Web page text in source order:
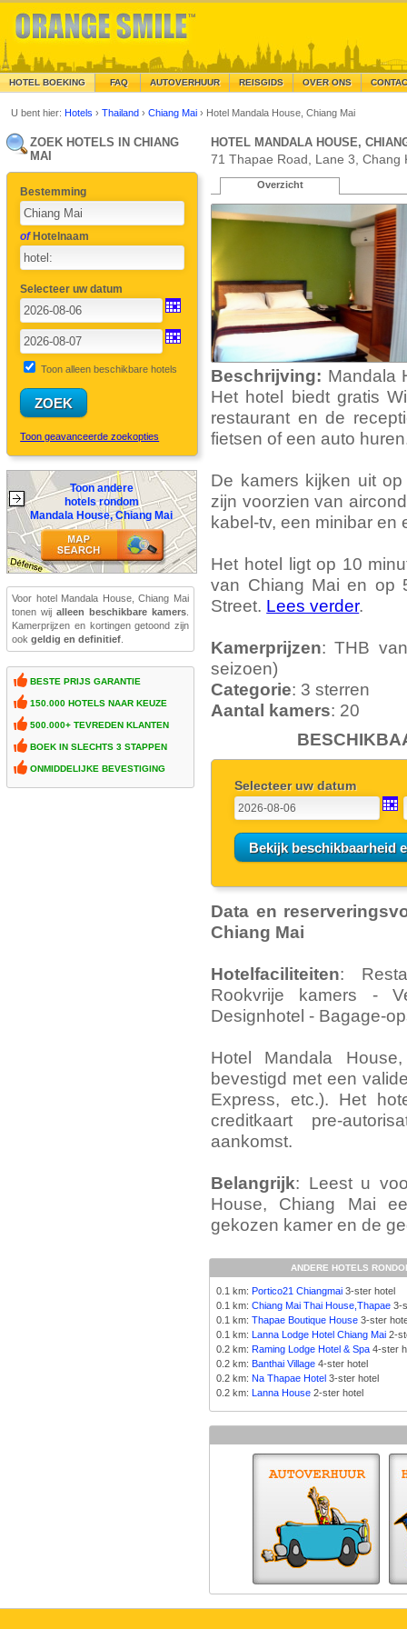
HOTEL BOEKING FAQ AUTOVERHUUR REISGIDS OVER ONS
U bent hier:Hotels›Thailand›Chiang Mai› Hotel Mandala House, Chiang Mai
ZOEK HOTELS IN CHIANG
MAI
Bestemming
ofHotelnaam
Selecteer uw datum
Toon alleen beschikbare hotels
Toon geavanceerde zoekopties
Toon andere
hotels rondom
Mandala House, Chiang Mai
Voor hotel Mandala House, Chiang Mai
tonen wijalleen beschikbare kamers.
Kamerprijzen en kortingen getoond zijn
ookgeldig en definitief
BESTE PRIJS GARANTIE
150.000 HOTELS NAAR KEUZE
500.000+ TEVREDEN KLANTEN
BOEK IN SLECHTS 3 STAPPEN
ONMIDDELIJKE BEVESTIGING
HOTEL MANDALA HOUSE,
71 Thapae Road, Lane 3,
Overzicht
Beschrijving: Mandala
Het hotel biedt gratis
restaurant en de
fietsen of een auto
De kamers kijken uit
zijn voorzien van
kabel-tv, een minibar en
Het hotel ligt op 10
van Chiang Mai en op
Street. Lees verder.
Kamerprijzen: THB
seizoen)
Categorie: 3 sterren
Aantal kamers: 20
Selecteer uw datum
Data en
Chiang Mai
Hotelfaciliteiten:
Rookvrije kamers -
Designhotel - Bagage-
Hotel Mandala
bevestigd met een
Express, etc.). Het
creditkaart pre-
aankomst.
Belangrijk: Leest u
House, Chiang Mai
gekozen kamer en de
ANDERE HOTELS
0.1 km:Portico21 Chiangmai 3-ster hotel
0.1 km:Chiang Mai Thai House,Thapae 3-
0.1 km:Thapae Boutique House 3-ster
0.1 km:Lanna Lodge Hotel Chiang Mai 2-
0.2 km:Raming Lodge Hotel & Spa 4-ster
0.2 km:Banthai Village 4-ster hotel
0.2 km:Na Thapae Hotel 3-ster hotel
0.2 km:Lanna House 2-ster hotel